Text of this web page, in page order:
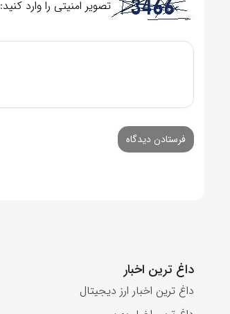
تصویر امنیتی را وارد کنید:
داغ ترین اخبار
داغ ترین اخبار ارز دیجیتال